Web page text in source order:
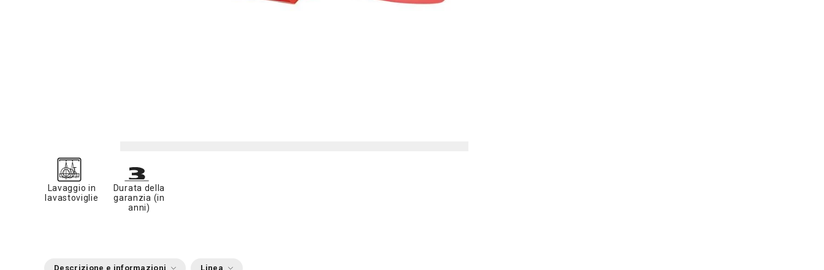
Lavaggio in
lavastoviglie
Durata della
garanzia (in
anni)
Descrizione e informazioni Linea